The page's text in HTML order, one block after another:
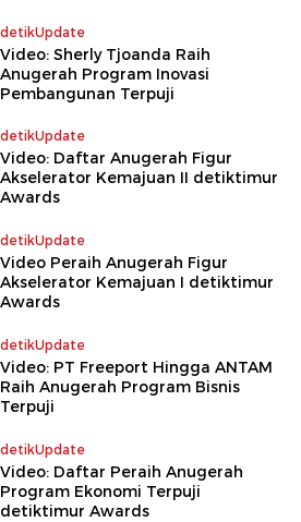
detikUpdate
Video: Sherly Tjoanda Raih
Anugerah Program Inovasi
Pembangunan Terpuji
detikUpdate
Video: Daftar Anugerah Figur
Akselerator Kemajuan II detiktimur
Awards
detikUpdate
Video Peraih Anugerah Figur
Akselerator Kemajuan I detiktimur
Awards
detikUpdate
Video: PT Freeport Hingga ANTAM
Raih Anugerah Program Bisnis
Terpuji
detikUpdate
Video: Daftar Peraih Anugerah
Program Ekonomi Terpuji
detiktimur Awards